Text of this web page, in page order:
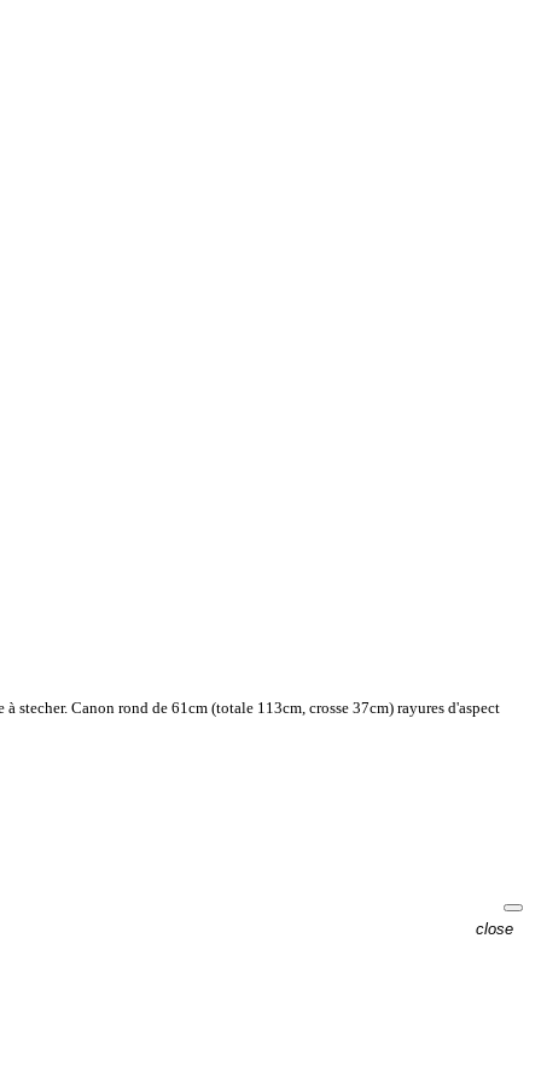
Canon rond de 61cm (totale 113cm, crosse 37cm) rayures d'aspect
close